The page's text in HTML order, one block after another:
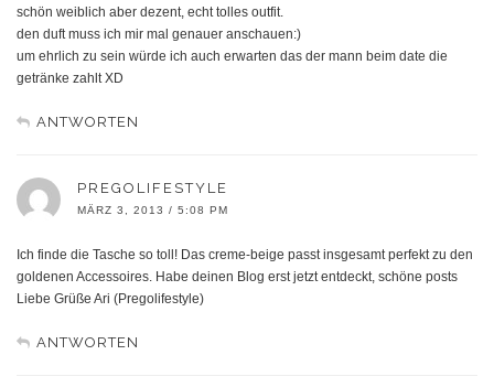
schön weiblich aber dezent, echt tolles outfit.
den duft muss ich mir mal genauer anschauen:)
um ehrlich zu sein würde ich auch erwarten das der mann beim date die
getränke zahlt XD
ANTWORTEN
PREGOLIFESTYLE
MÄRZ 3, 2013 / 5:08 PM
Ich finde die Tasche so toll! Das creme-beige passt insgesamt perfekt zu den
goldenen Accessoires. Habe deinen Blog erst jetzt entdeckt, schöne posts
Liebe Grüße Ari (Pregolifestyle)
ANTWORTEN